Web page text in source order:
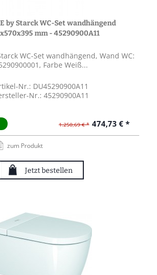
by Starck WC-Set wandhängend
mm - 45290900A11
WC-Set wandhängend, Wand WC:
Farbe Weiß...
Nr.: DU45290900A11
Nr.: 45290900A11
1.250,69 € * 474,73 € *
zum Produkt
Jetzt bestellen